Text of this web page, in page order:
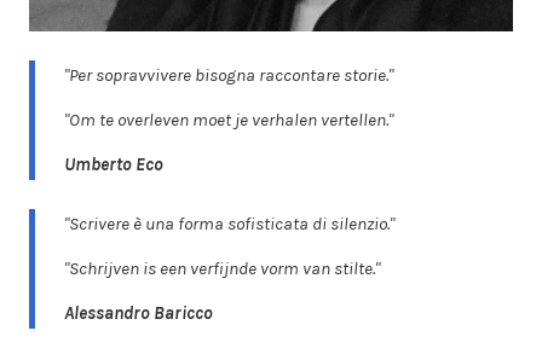
"Per sopravvivere bisogna raccontare storie."
"Om te overleven moet je verhalen vertellen."
Umberto Eco
"Scrivere è una forma sofisticata di silenzio."
"Schrijven is een verfijnde vorm van stilte."
Alessandro Baricco